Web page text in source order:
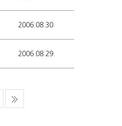
2006.08.30.
2006.08.29.